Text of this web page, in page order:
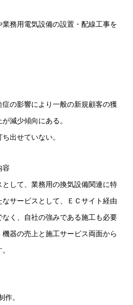
業務用電気設備の設置・配線工事を
症の影響により一般の新規顧客の獲
減少傾向にある。
出せていない。
容
して、業務用の換気設備関連に特
サービスとして、ＥＣサイト経由
く、自社の強みである施工も必要
器の売上と施工サービス両面から
作。